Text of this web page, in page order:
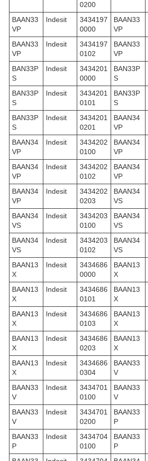
0200
BAAN33
VP
Indesit
3434197
0000
BAAN33
VP
BAAN33
VP
Indesit
3434197
0102
BAAN33
VP
BAN33P
S
Indesit
3434201
0000
BAN33P
S
BAN33P
S
Indesit
3434201
0101
BAN33P
S
BAN33P
S
Indesit
3434201
0201
BAAN34
VP
BAAN34
VP
Indesit
3434202
0100
BAAN34
VP
BAAN34
VP
Indesit
3434202
0102
BAAN34
VP
BAAN34
VP
Indesit
3434202
0203
BAAN34
VS
BAAN34
VS
Indesit
3434203
0100
BAAN34
VS
BAAN34
VS
Indesit
3434203
0102
BAAN34
VS
BAAN13
X
Indesit
3434686
0000
BAAN13
X
BAAN13
X
Indesit
3434686
0101
BAAN13
X
BAAN13
X
Indesit
3434686
0103
BAAN13
X
BAAN13
X
Indesit
3434686
0203
BAAN13
X
BAAN13
X
Indesit
3434686
0304
BAAN33
V
BAAN33
V
Indesit
3434701
0100
BAAN33
V
BAAN33
V
Indesit
3434701
0200
BAAN33
P
BAAN33
P
Indesit
3434704
0100
BAAN33
P